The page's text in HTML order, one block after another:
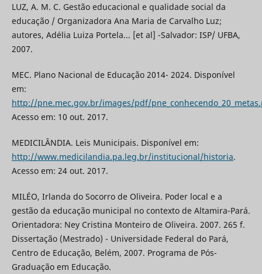
LUZ, A. M. C. Gestão educacional e qualidade social da
educação / Organizadora Ana Maria de Carvalho Luz;
autores, Adélia Luiza Portela... [et al] -Salvador: ISP/ UFBA,
2007.
MEC. Plano Nacional de Educação 2014- 2024. Disponível
em:
http://pne.mec.gov.br/images/pdf/
Acesso em: 10 out. 2017.
MEDICILÂNDIA. Leis Municipais. Disponível em:
http://www.medicilandia.pa.leg.br/institucional/historia.
Acesso em: 24 out. 2017.
MILÉO, Irlanda do Socorro de Oliveira. Poder local e a
gestão da educação municipal no contexto de Altamira-Pará.
Orientadora: Ney Cristina Monteiro de Oliveira. 2007. 265 f.
Dissertação (Mestrado) - Universidade Federal do Pará,
Centro de Educação, Belém, 2007. Programa de Pós-
Graduação em Educação.